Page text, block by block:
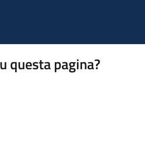
questa pagina?